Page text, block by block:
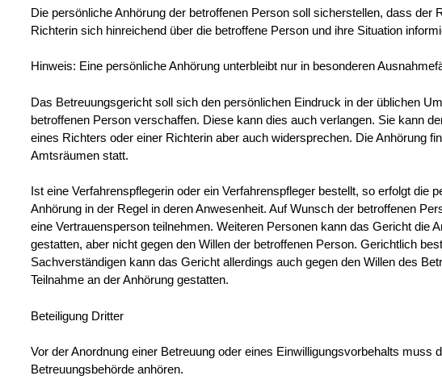
Die persönliche Anhörung der betroffenen Person soll sicherstellen, dass der
Richterin sich hinreichend über die betroffene Person und ihre Situation
Hinweis: Eine persönliche Anhörung unterbleibt nur in besonderen
Das Betreuungsgericht soll sich den persönlichen Eindruck in der üblichen
betroffenen Person verschaffen. Diese kann dies auch verlangen. Sie kann
eines Richters oder einer Richterin aber auch widersprechen. Die Anhörung
Amtsräumen statt.
Ist eine Verfahrenspflegerin oder ein Verfahrenspfleger bestellt, so erfolgt die
Anhörung in der Regel in deren Anwesenheit. Auf Wunsch der betroffenen
eine Vertrauensperson teilnehmen. Weiteren Personen kann das Gericht die
gestatten, aber nicht gegen den Willen der betroffenen Person. Gerichtlich
Sachverständigen kann das Gericht allerdings auch gegen den Willen des
Teilnahme an der Anhörung gestatten.
Beteiligung Dritter
Vor der Anordnung einer Betreuung oder eines Einwilligungsvorbehalts muss
Betreuungsbehörde anhören.